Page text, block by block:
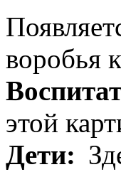
воробья
этой
Дети: